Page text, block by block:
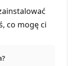
co mogę ci